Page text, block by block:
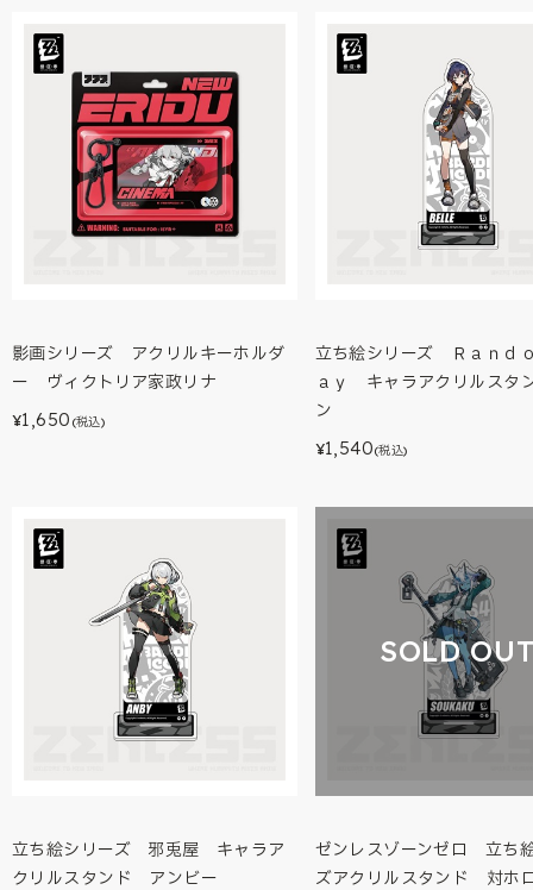
影画シリーズ アクリルキーホルダ
ー ヴィクトリア家政リナ
¥1,650 (税込)
立ち絵シリーズ Ｒａｎｄ
ａｙ キャラアクリルス
ン
¥1,540(税込)
立ち絵シリーズ 邪兎屋 キャラア
クリルスタンド アンビー
SOLD
ゼンレスゾーンゼロ 立ち
ズアクリルスタンド 対ホ